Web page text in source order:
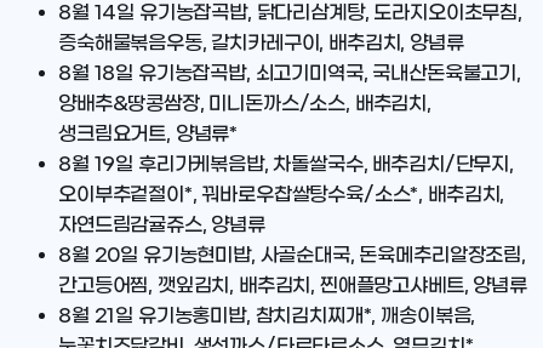
8월 14일 유기농잡곡밥, 닭다리삼계탕, 도라지오이초무침,
증숙해물볶음우동, 갈치카레구이, 배추김치, 양념류
8월 18일 유기농잡곡밥, 쇠고기미역국, 국내산돈육불고기,
양배추&땅콩쌈장, 미니돈까스/소스, 배추김치,
생크림요거트, 양념류*
8월 19일 후리가케볶음밥, 차돌쌀국수, 배추김치/단무지,
오이부추겉절이*, 꿔바로우찹쌀탕수육/소스*, 배추김치,
자연드림감귤쥬스, 양념류
8월 20일 유기농현미밥, 사골순대국, 돈육메추리알장조림,
간고등어찜, 깻잎김치, 배추김치, 찐애플망고샤베트, 양념류
8월 21일 유기농홍미밥, 참치김치찌개*, 깨송이볶음,